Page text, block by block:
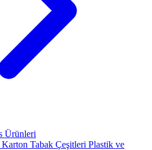
Ürünleri
Karton Tabak Çeşitleri Plastik ve